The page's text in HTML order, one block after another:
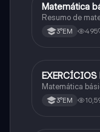
Matematica
Matemática
Resumo de
3°EM 495
Matematica
EXERCÍCIOS
Matemática
3°EM